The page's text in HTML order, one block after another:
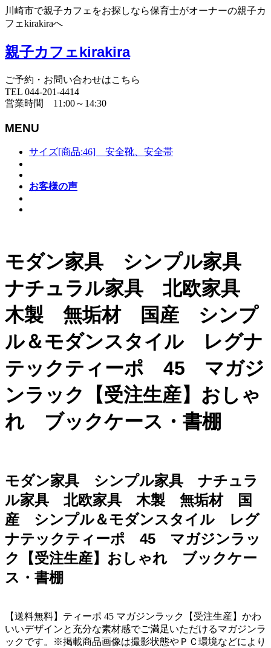
川崎市で親子カフェをお探しなら保育士がオーナーの親子カ
フェkirakiraへ
親子カフェkirakira
ご予約・お問い合わせはこちら
TEL 044-201-4414
営業時間 11:00～14:30
MENU
サイズ[商品:46] 安全靴、安全帯
お客様の声
モダン家具 シンプル家具
ナチュラル家具 北欧家具
木製 無垢材 国産 シンプ
ル＆モダンスタイル レグナ
テックティーポ 45 マガジ
ンラック【受注生産】おしゃ
れ ブックケース・書棚
モダン家具 シンプル家具 ナチュラ
ル家具 北欧家具 木製 無垢材 国
産 シンプル＆モダンスタイル レグ
ナテックティーポ 45 マガジンラッ
ク【受注生産】おしゃれ ブックケー
ス・書棚
【送料無料】ティーポ 45 マガジンラック【受注生産】かわ
いいデザインと充分な素材感でご満足いただけるマガジンラ
ックです。※掲載商品画像は撮影状態やＰＣ環境などにより